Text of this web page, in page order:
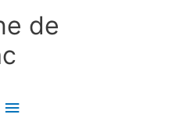
de
Menu